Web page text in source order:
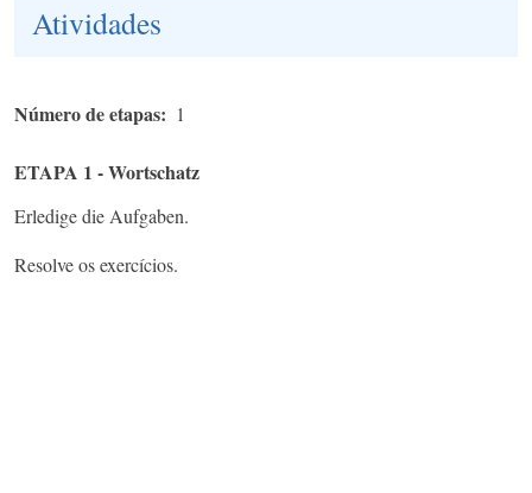
Atividades
Número de etapas 1
ETAPA 1 - Wortschatz
Erledige die Aufgaben.
Resolve os exercícios.